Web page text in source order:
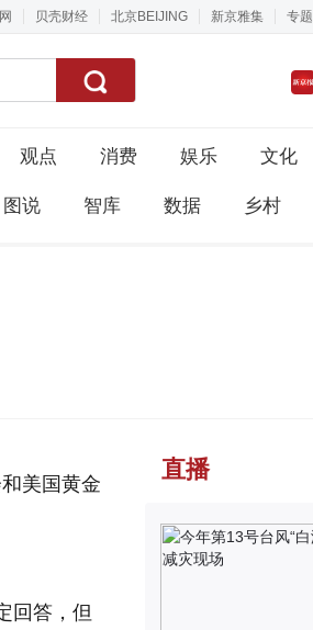
贝壳财经 北京BEIJING 新京雅集 专题
观点 消费 娱乐 文化
图说 智库 数据 乡村
美国黄金
回答，但
直播